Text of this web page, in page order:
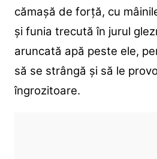
cămașă de forță, cu
și funia trecută în jurul
aruncată apă peste ele,
să se strângă și să le
îngrozitoare.